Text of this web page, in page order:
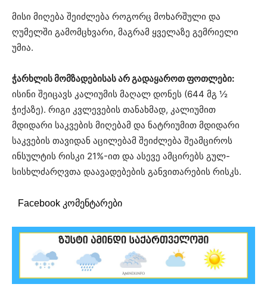
მისი მიღება შეიძლება როგორც მოხარშული და
ღუმელში გამომცხვარი, მაგრამ ყველაზე გემრიელი
უმია.
ჭარხლის მომზადებისას არ გადაყაროთ ფოთლები:
ისინი შეიცავს კალიუმის მაღალ დონეს (644 მგ ½
ჭიქაზე). რიგი კვლევების თანახმად, კალიუმით
მდიდარი საკვების მიღებამ და ნატრიუმით მდიდარი
საკვების თავიდან აცილებამ შეიძლება შეამციროს
ინსულტის რისკი 21%-ით და ასევე ამცირებს გულ-
სისხლძარღვთა დაავადებების განვითარების რისკს.
Facebook კომენტარები